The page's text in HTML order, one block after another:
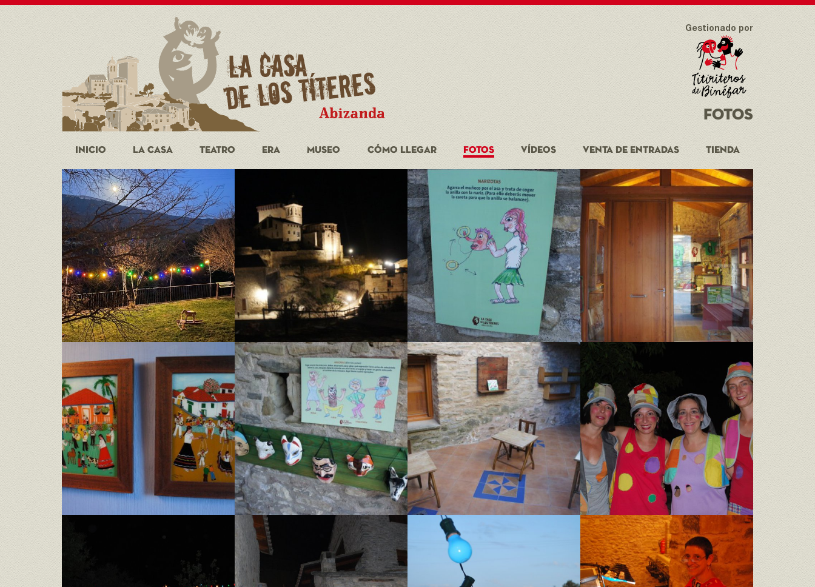
Gestionado por
FOTOS
INICIO LA CASA TEATRO ERA MUSEO CÓMO LLEGAR FOTOS VÍDEOS VENTA DE ENTRADAS TIENDA